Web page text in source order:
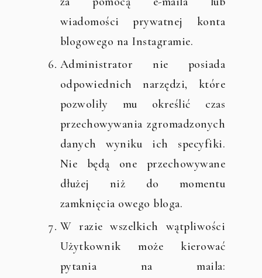
wiadomości prywatnej konta
blogowego na Instagramie.
Administrator nie posiada
odpowiednich narzędzi, które
pozwoliły mu określić czas
przechowywania zgromadzonych
danych wyniku ich specyfiki.
Nie będą one przechowywane
dłużej niż do momentu
zamknięcia owego bloga.
W razie wszelkich wątpliwości
Użytkownik może kierować
pytania na maila: